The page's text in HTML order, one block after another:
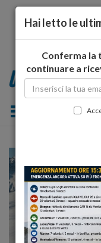
Toggle
Hai letto le
Conferma la
continuare a